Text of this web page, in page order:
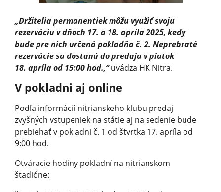
„Držitelia permanentiek môžu využiť svoju
rezerváciu v dňoch 17. a 18. apríla 2025, kedy
bude pre nich určená pokladňa č. 2. Neprebraté
rezervácie sa dostanú do predaja v piatok
18. apríla od 15:00 hod.,“uvádza HK Nitra.
V pokladni aj online
Podľa informácií nitrianskeho klubu predaj
zvyšných vstupeniek na státie aj na sedenie bude
prebiehať v pokladni č. 1 od štvrtka 17. apríla od
9:00 hod.
Otváracie hodiny pokladní na nitrianskom
štadióne: